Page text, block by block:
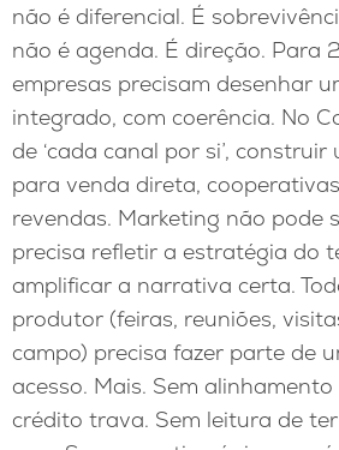
não é diferencial. É
não é agenda. É direção. Para
empresas precisam desenhar
integrado, com coerência. No
de ‘cada canal por si’,
para venda direta,
revendas. Marketing não pode
precisa refletir a estratégia do
amplificar a narrativa certa.
produtor (feiras, reuniões,
campo) precisa fazer parte de
acesso. Mais. Sem alinhamento
crédito trava. Sem leitura de